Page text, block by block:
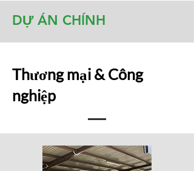
DỰ ÁN CHÍNH
Thương mại & Công
nghiệp